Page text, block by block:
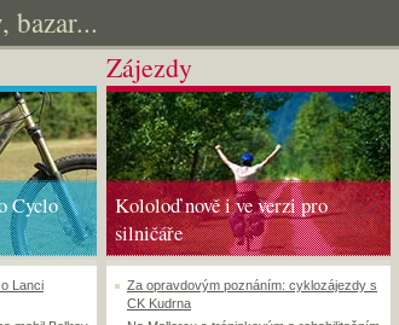
bazar...
Cyclo
Lanci
Zájezdy
Kololoď nově i ve verzi pro
silničáře
Za opravdovým poznáním: cyklozájezdy s
CK Kudrna